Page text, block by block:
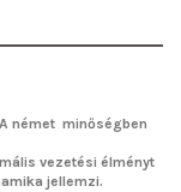
A német minőségben
vezetési élményt
jellemzi.